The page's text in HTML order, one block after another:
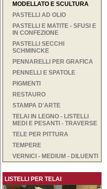
MODELLATO E SCULTURA
PASTELLI AD OLIO
PASTELLI E MATITE - SFUSI E
IN CONFEZIONE
PASTELLI SECCHI
SCHMINCKE
PENNARELLI PER GRAFICA
PENNELLI E SPATOLE
PIGMENTI
RESTAURO
STAMPA D'ARTE
TELAI IN LEGNO - LISTELLI
MEDI E PESANTI - TRAVERSE
TELE PER PITTURA
TEMPERE
VERNICI - MEDIUM - DILUENTI
LISTELLI PER TELAI